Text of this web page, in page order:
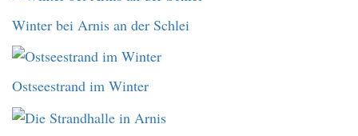
Winter bei Arnis an der Schlei
Ostseestrand im Winter